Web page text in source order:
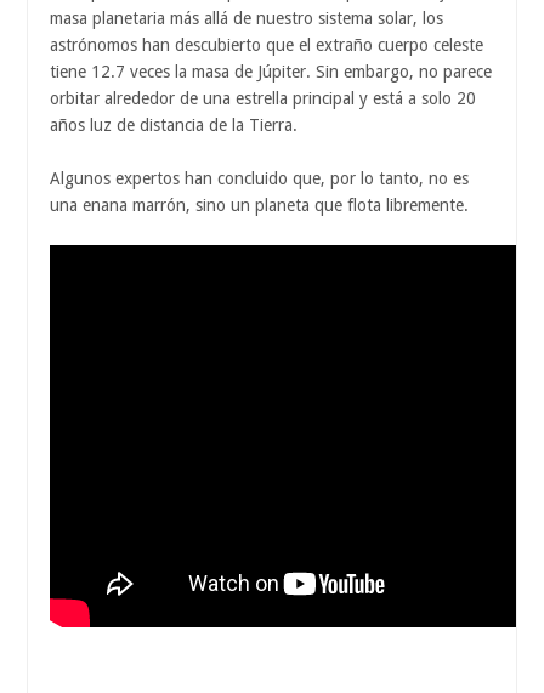
masa planetaria más allá de nuestro sistema solar, los
astrónomos han descubierto que el extraño cuerpo celeste
tiene 12.7 veces la masa de Júpiter. Sin embargo, no parece
orbitar alrededor de una estrella principal y está a solo 20
años luz de distancia de la Tierra.
Algunos expertos han concluido que, por lo tanto, no es
una enana marrón, sino un planeta que flota libremente.